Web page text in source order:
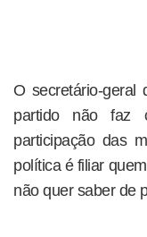
O secretário-
partido não faz
participação das
política é filiar
não quer saber de